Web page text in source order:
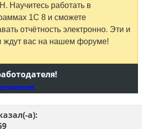
Научитесь работать в
1С 8 и сможете
отчётность электронно. Эти и
ждут вас на нашем форуме!
а):